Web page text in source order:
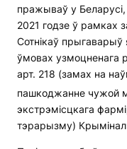
пражываў у
2021 годзе ў рамках
Сотнікаў прыгаварыў
ўмовах узмоцненага
арт. 218 (замах на
пашкоджанне чужой
экстрэмісцкага
тэрарызму)